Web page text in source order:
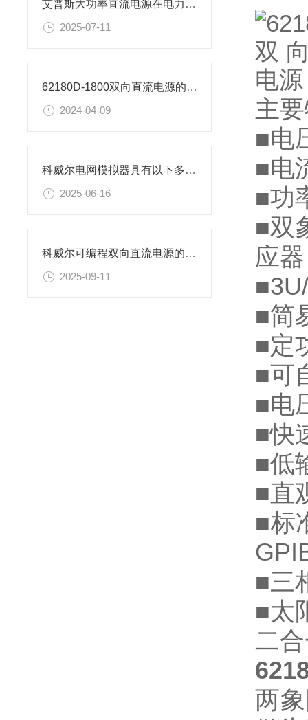
艾普斯大功率直流电源在电力行业中的作用
2025-07-11
62180D-1800双向直流电源的工作原理
2024-04-09
科威尔电网模拟器具有以下多种产品功能
2025-06-16
科威尔可编程双向直流电源的技术特点解读
2025-09-11
主
■电
■电
■功
■双
应器
■简
■定
■可
■电
■快
■低
■直
■标
■三
■太
二
两